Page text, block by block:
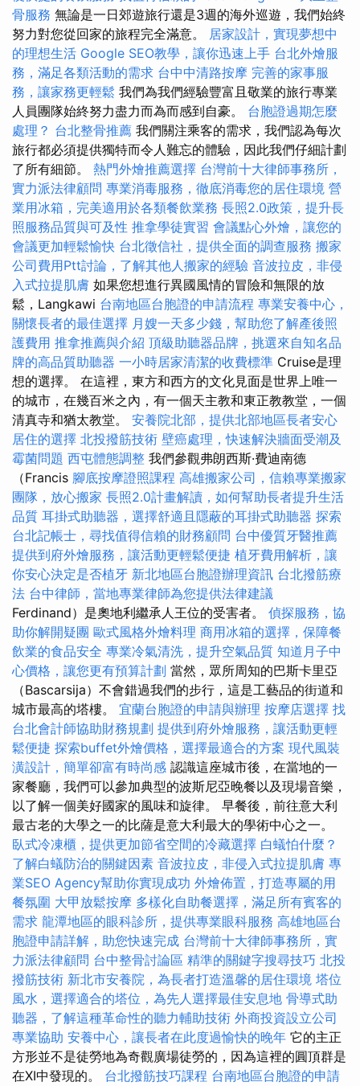
骨服務 無論是一日郊遊旅行還是3週的海外巡遊，我們始終
努力對您從回家的旅程完全滿意。 居家設計，實現夢想中
的理想生活 Google SEO教學，讓你迅速上手 台北外燴服
務，滿足各類活動的需求 台中中清路按摩 完善的家事服
務，讓家務更輕鬆 我們為我們經驗豐富且敬業的旅行專業
人員團隊始終努力盡力而為而感到自豪。 台胞證過期怎麼
處理？ 台北整骨推薦 我們關注乘客的需求，我們認為每次
旅行都必須提供獨特而令人難忘的體驗，因此我們仔細計劃
了所有細節。 熱門外燴推薦選擇 台灣前十大律師事務所，
實力派法律顧問 專業消毒服務，徹底消毒您的居住環境 營
業用冰箱，完美適用於各類餐飲業務 長照2.0政策，提升長
照服務品質與可及性 推拿學徒實習 會議點心外燴，讓您的
會議更加輕鬆愉快 台北徵信社，提供全面的調查服務 搬家
公司費用Ptt討論，了解其他人搬家的經驗 音波拉皮，非侵
入式拉提肌膚 如果您想進行異國風情的冒險和無限的放
鬆，Langkawi 台南地區台胞證的申請流程 專業安養中心，
關懷長者的最佳選擇 月嫂一天多少錢，幫助您了解產後照
護費用 推拿推薦與介紹 頂級助聽器品牌，挑選來自知名品
牌的高品質助聽器 一小時居家清潔的收費標準 Cruise是理
想的選擇。 在這裡，東方和西方的文化見面是世界上唯一
的城市，在幾百米之內，有一個天主教和東正教教堂，一個
清真寺和猶太教堂。 安養院北部，提供北部地區長者安心
居住的選擇 北投撥筋技術 壁癌處理，快速解決牆面受潮及
霉菌問題 西屯體態調整 我們參觀弗朗西斯·費迪南德
（Francis 腳底按摩證照課程 高雄搬家公司，信賴專業搬家
團隊，放心搬家 長照2.0計畫解讀，如何幫助長者提升生活
品質 耳掛式助聽器，選擇舒適且隱蔽的耳掛式助聽器 探索
台北記帳士，尋找值得信賴的財務顧問 台中優質牙醫推薦
提供到府外燴服務，讓活動更輕鬆便捷 植牙費用解析，讓
你安心決定是否植牙 新北地區台胞證辦理資訊 台北撥筋療
法 台中律師，當地專業律師為您提供法律建議
Ferdinand）是奧地利繼承人王位的受害者。 偵探服務，協
助你解開疑團 歐式風格外燴料理 商用冰箱的選擇，保障餐
飲業的食品安全 專業冷氣清洗，提升空氣品質 知道月子中
心價格，讓您更有預算計劃 當然，眾所周知的巴斯卡里亞
（Bascarsija）不會錯過我們的步行，這是工藝品的街道和
城市最高的塔樓。 宜蘭台胞證的申請與辦理 按摩店選擇 找
台北會計師協助財務規劃 提供到府外燴服務，讓活動更輕
鬆便捷 探索buffet外燴價格，選擇最適合的方案 現代風裝
潢設計，簡單卻富有時尚感 認識這座城市後，在當地的一
家餐廳，我們可以參加典型的波斯尼亞晚餐以及現場音樂，
以了解一個美好國家的風味和旋律。 早餐後，前往意大利
最古老的大學之一的比薩是意大利最大的學術中心之一。
臥式冷凍櫃，提供更加節省空間的冷藏選擇 白蟻怕什麼？
了解白蟻防治的關鍵因素 音波拉皮，非侵入式拉提肌膚 專
業SEO Agency幫助你實現成功 外燴佈置，打造專屬的用
餐氛圍 大甲放鬆按摩 多樣化自助餐選擇，滿足所有賓客的
需求 龍潭地區的眼科診所，提供專業眼科服務 高雄地區台
胞證申請詳解，助您快速完成 台灣前十大律師事務所，實
力派法律顧問 台中整骨討論區 精準的關鍵字搜尋技巧 北投
撥筋技術 新北市安養院，為長者打造溫馨的居住環境 塔位
風水，選擇適合的塔位，為先人選擇最佳安息地 骨導式助
聽器，了解這種革命性的聽力輔助技術 外商投資設立公司
專業協助 安養中心，讓長者在此度過愉快的晚年 它的主正
方形並不是徒勞地為奇觀廣場徒勞的，因為這裡的圓頂群是
在XI中發現的。 台北撥筋技巧課程 台南地區台胞證的申請